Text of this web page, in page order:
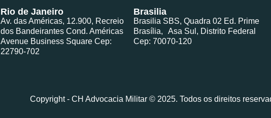
Rio de Janeiro
Av. das Américas, 12.900, Recreio
dos Bandeirantes Cond. Américas
Avenue Business Square Cep:
22790-702
Brasilia
Brasilia SBS, Quadra 02 Ed. Prime
Brasília, Asa Sul, Distrito Federal
Cep: 70070-120
Copyright - CH Advocacia Militar © 2025. Todos os direitos